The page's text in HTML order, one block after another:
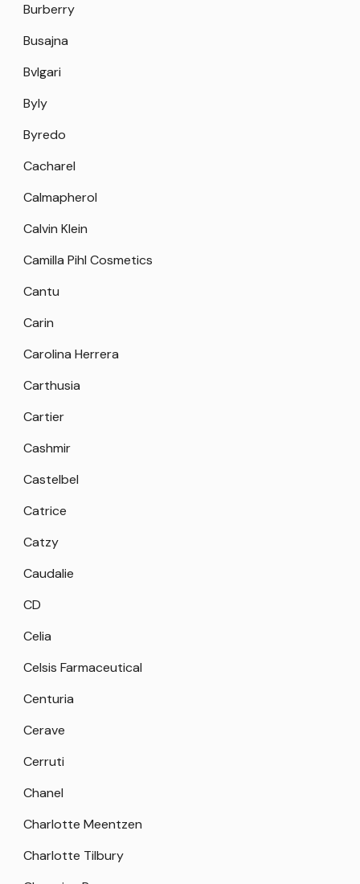
Burberry
Busajna
Bvlgari
Byly
Byredo
Cacharel
Calmapherol
Calvin Klein
Camilla Pihl Cosmetics
Cantu
Carin
Carolina Herrera
Carthusia
Cartier
Cashmir
Castelbel
Catrice
Catzy
Caudalie
CD
Celia
Celsis Farmaceutical
Centuria
Cerave
Cerruti
Chanel
Charlotte Meentzen
Charlotte Tilbury